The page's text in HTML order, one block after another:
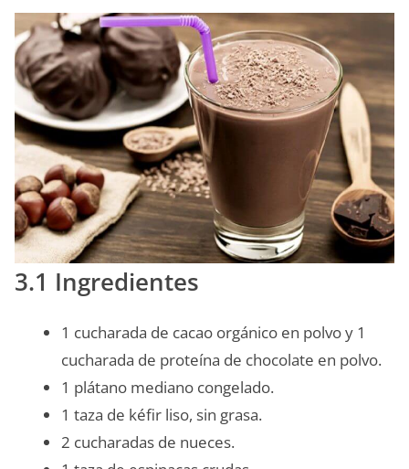
3.1 Ingredientes
1 cucharada de cacao orgánico en polvo y 1
cucharada de proteína de chocolate en polvo.
1 plátano mediano congelado.
1 taza de kéfir liso, sin grasa.
2 cucharadas de nueces.